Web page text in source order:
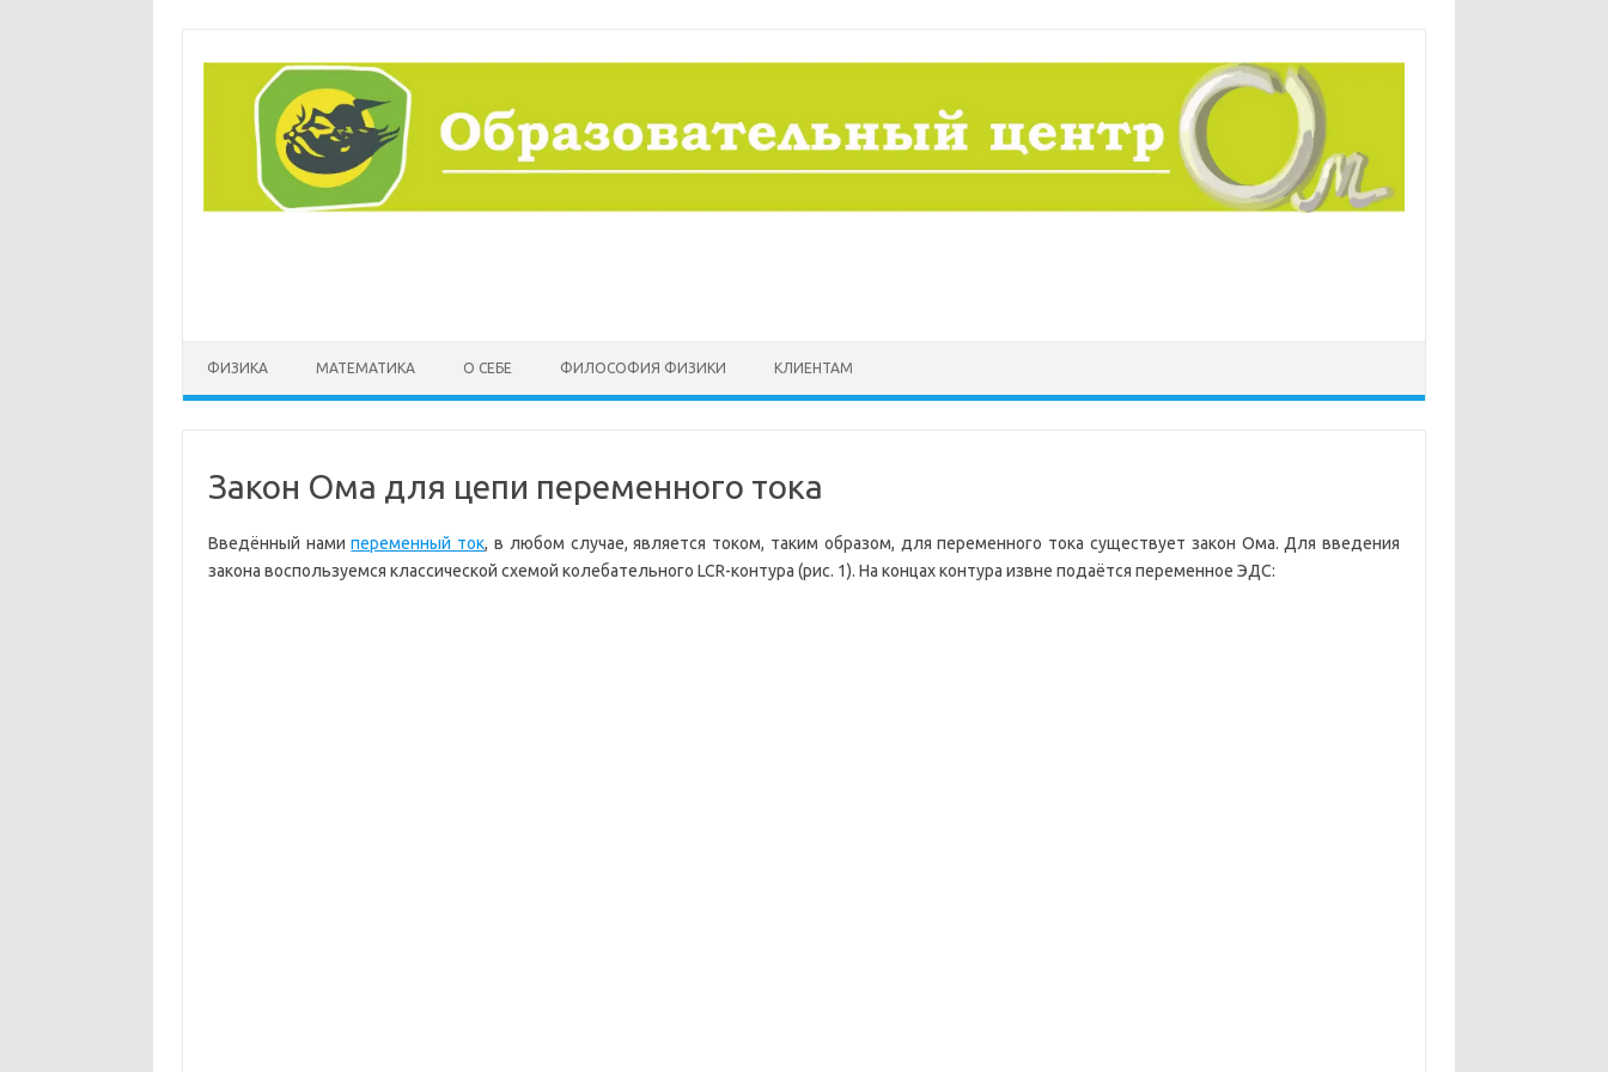
содержимому
ФИЗИКА МАТЕМАТИКА О СЕБЕ ФИЛОСОФИЯ ФИЗИКИ КЛИЕНТАМ
Закон Ома для цепи переменного тока
Введённый намипеременный ток, в любом случае, является током, таким образом, для переменного тока существует закон Ома. Для введения
закона воспользуемся классической схемой колебательного LCR-контура (рис. 1). На концах контура извне подаётся переменное ЭДС: